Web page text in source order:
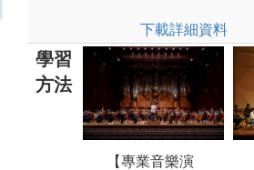
下載詳細資料
學習
方法
【專業音樂演